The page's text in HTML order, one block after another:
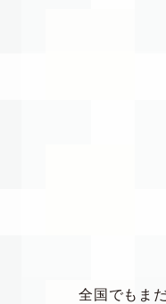
全国でもま